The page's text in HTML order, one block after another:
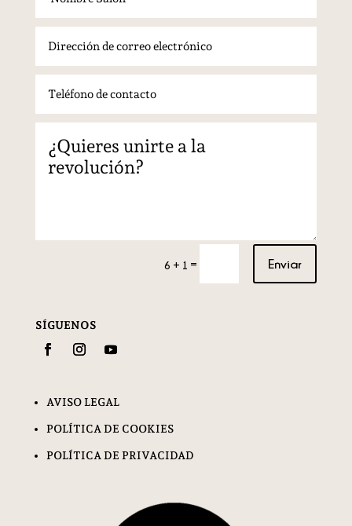
6 + 1 = Enviar
SÍGUENOS
AVISO LEGAL
POLÍTICA DE COOKIES
POLÍTICA DE PRIVACIDAD